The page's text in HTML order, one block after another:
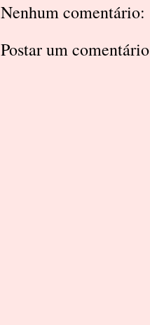
Nenhum comentário:
Postar um comentário